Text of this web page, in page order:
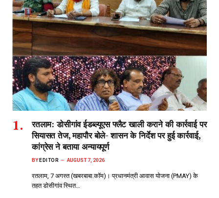
रतलाम: डोसीगांव ईडब्ल्यूएस फ्लैट खाली कराने की कार्रवाई पर
सियासत तेज, महापौर बोले- शासन के निर्देश पर हुई कार्रवाई,
कांग्रेस ने बताया अन्यायपूर्ण
BY EDITOR AUGUST 7, 2026
रतलाम, 7 अगस्त (खबरबाबा.कॉम)। प्रधानमंत्री आवास योजना (PMAY) के
तहत डोसीगांव स्थित…